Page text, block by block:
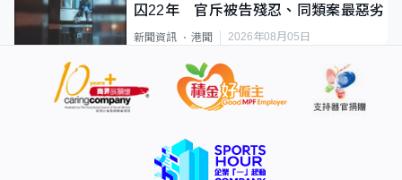
囚22年 官斥被告殘忍、同類案最惡劣
新聞資訊 港聞 2026年08月05日